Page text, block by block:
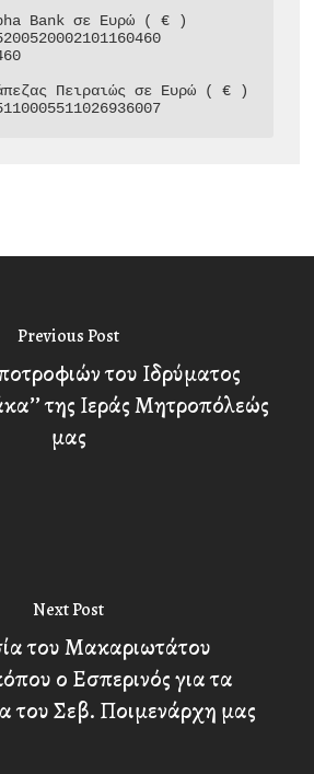
Bank σε Ευρώ ( € )
Πειραιώς σε Ευρώ ( € )
Previous Post
του Ιδρύματος
της Ιεράς Μητροπόλεώς
μας
Next Post
του Μακαριωτάτου
ο Εσπερινός για τα
του Σεβ. Ποιμενάρχη μας